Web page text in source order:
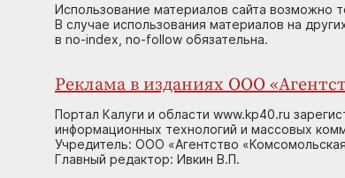
Использование материалов сайта возможно
В случае использования материалов на
в no-index, no-follow обязательна.
Реклама в изданиях ООО
Портал Калуги и области www.kp40.ru
информационных технологий и массовых
Учредитель: ООО «Агентство
Главный редактор: Ивкин В.П.